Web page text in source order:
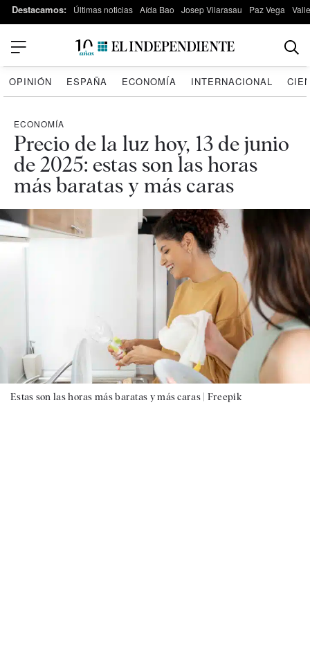
Destacamos: Últimas noticias Aída Bao Josep Vilarasau Paz Vega
OPINIÓN ESPAÑA ECONOMÍA INTERNACIONAL
ECONOMÍA
Precio de la luz hoy, 13 de junio
de 2025: estas son las horas
más baratas y más caras
Estas son las horas más baratas y más caras | Freepik